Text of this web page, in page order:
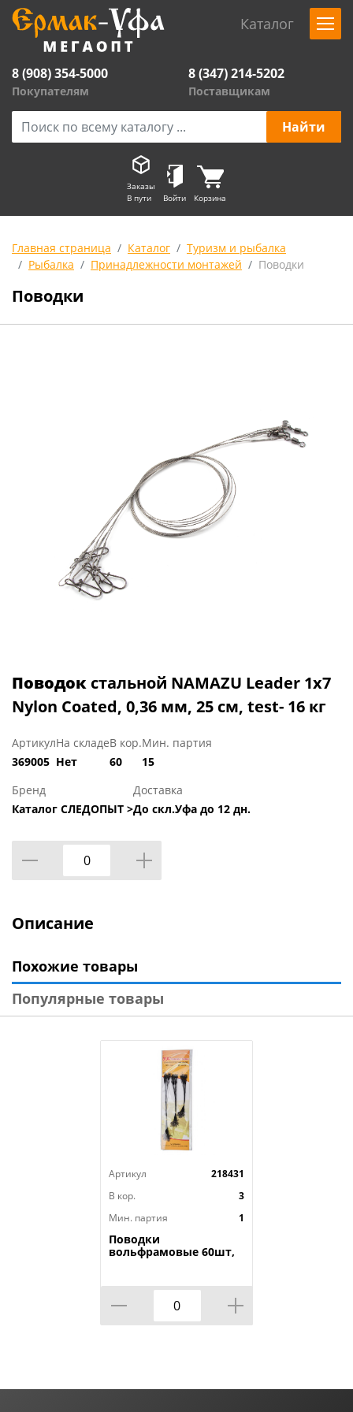
Каталог
8 (908) 354-5000
Покупателям
8 (347) 214-5202
Поставщикам
Заказы
В пути
Войти Корзина
Главная страница Каталог
Туризм и рыбалка
Рыбалка
Принадлежности монтажей Поводки
Поводки
Поводок стальной NAMAZU Leader 1х7
Nylon Coated, 0,36 мм, 25 см, test- 16 кг
Артикул
369005
На складе
Нет
В кор.
60
Мин. партия
15
Бренд
Каталог СЛЕДОПЫТ >
Доставка
До скл.Уфа до 12 дн.
Описание
Похожие товары
Популярные товары
Артикул
218431
В кор.
3
Мин. партия
1
Поводки
вольфрамовые 60шт,